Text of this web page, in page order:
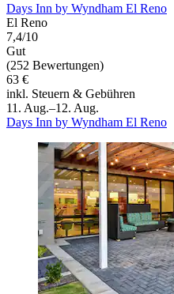
Days Inn by Wyndham El Reno
El Reno
7,4/10
Gut
(252 Bewertungen)
63 €
inkl. Steuern & Gebühren
11. Aug.–12. Aug.
Days Inn by Wyndham El Reno